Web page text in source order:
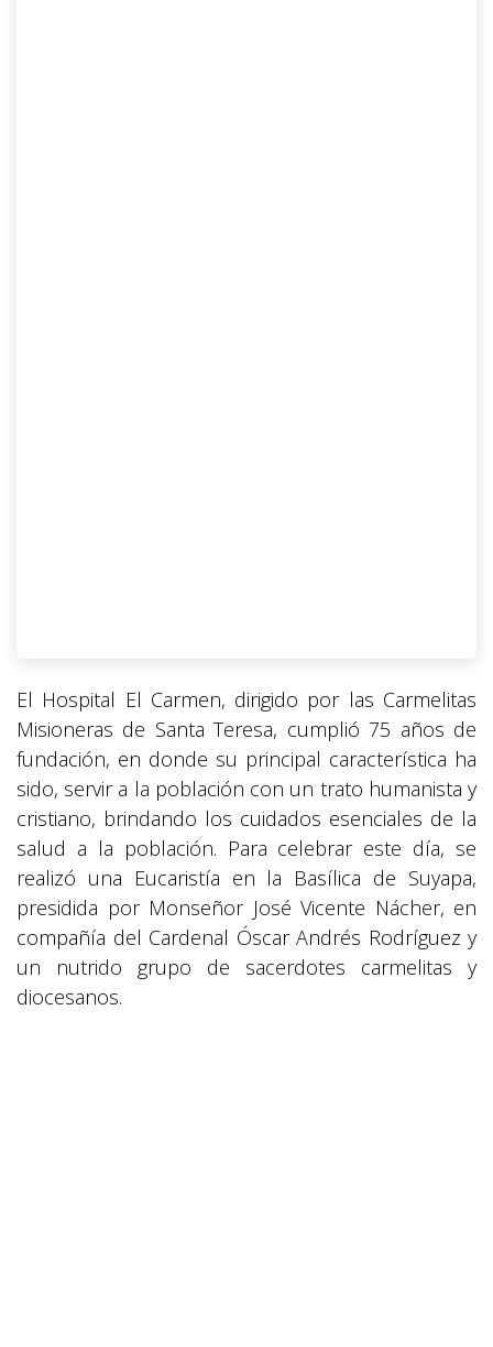
El Hospital El Carmen, dirigido por las Carmelitas
Misioneras de Santa Teresa, cumplió 75 años de
fundación, en donde su principal característica ha
sido, servir a la población con un trato humanista y
cristiano, brindando los cuidados esenciales de la
salud a la población. Para celebrar este día, se
realizó una Eucaristía en la Basílica de Suyapa,
presidida por Monseñor José Vicente Nácher, en
compañía del Cardenal Óscar Andrés Rodríguez y
un nutrido grupo de sacerdotes carmelitas y
diocesanos.